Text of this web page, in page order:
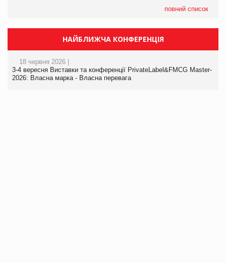
повний список
НАЙБЛИЖЧА КОНФЕРЕНЦІЯ
18 червня 2026 |
3-4 вересня Виставки та конференції PrivateLabel&FMCG Master-
2026: Власна марка - Власна перевага